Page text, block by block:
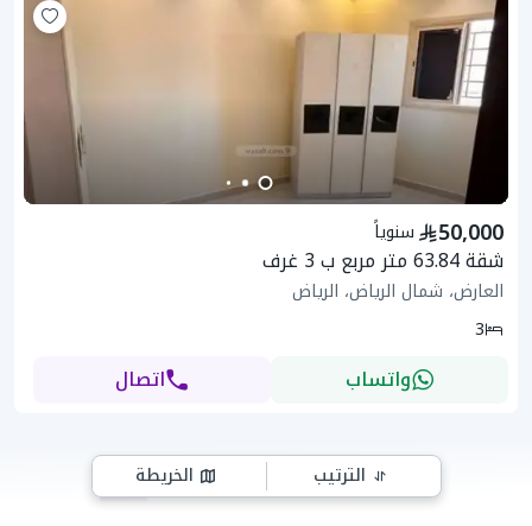
الترتيب الخريطة
سنوياً 50,000
شقة 63.84 متر مربع ب 3 غرف
العارض، شمال الرياض، الرياض
3
واتساب اتصال
1
2
3
10